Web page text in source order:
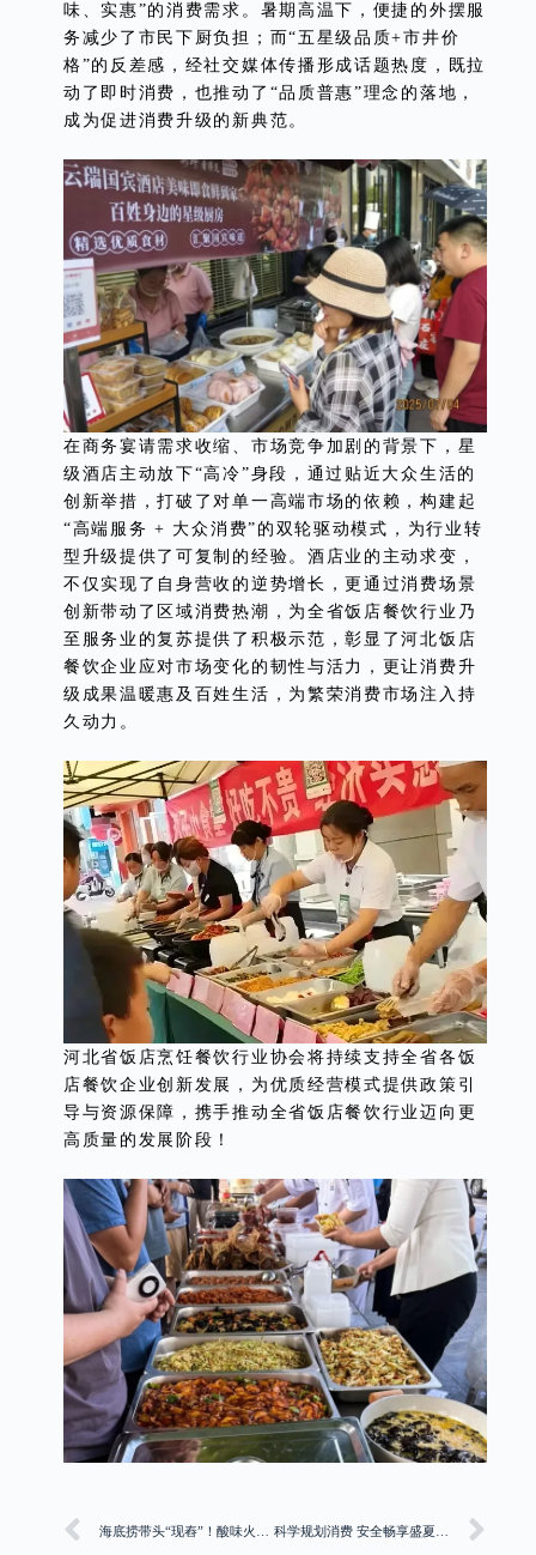
味、实惠”的消费需求。暑期高温下，便捷的外摆服
务减少了市民下厨负担；而“五星级品质+市井价
格”的反差感，经社交媒体传播形成话题热度，既拉
动了即时消费，也推动了“品质普惠”理念的落地，
成为促进消费升级的新典范。
在商务宴请需求收缩、市场竞争加剧的背景下，星
级酒店主动放下“高冷”身段，通过贴近大众生活的
创新举措，打破了对单一高端市场的依赖，构建起
“高端服务 + 大众消费”的双轮驱动模式，为行业转
型升级提供了可复制的经验。酒店业的主动求变，
不仅实现了自身营收的逆势增长，更通过消费场景
创新带动了区域消费热潮，为全省饭店餐饮行业乃
至服务业的复苏提供了积极示范，彰显了河北饭店
餐饮企业应对市场变化的韧性与活力，更让消费升
级成果温暖惠及百姓生活，为繁荣消费市场注入持
久动力。
河北省饭店烹饪餐饮行业协会将持续支持全省各饭
店餐饮企业创新发展，为优质经营模式提供政策引
导与资源保障，携手推动全省饭店餐饮行业迈向更
高质量的发展阶段！